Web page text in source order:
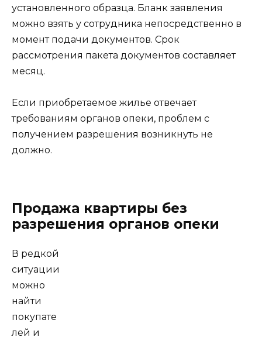
установленного образца. Бланк заявления
можно взять у сотрудника непосредственно в
момент подачи документов. Срок
рассмотрения пакета документов составляет
месяц.
Если приобретаемое жилье отвечает
требованиям органов опеки, проблем с
получением разрешения возникнуть не
должно.
Продажа квартиры без
разрешения органов опеки
В редкой
ситуации
можно
найти
покупате
лей и